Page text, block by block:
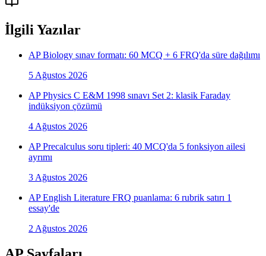
İlgili Yazılar
AP Biology sınav formatı: 60 MCQ + 6 FRQ'da süre dağılımı
5 Ağustos 2026
AP Physics C E&M 1998 sınavı Set 2: klasik Faraday
indüksiyon çözümü
4 Ağustos 2026
AP Precalculus soru tipleri: 40 MCQ'da 5 fonksiyon ailesi
ayrımı
3 Ağustos 2026
AP English Literature FRQ puanlama: 6 rubrik satırı 1
essay'de
2 Ağustos 2026